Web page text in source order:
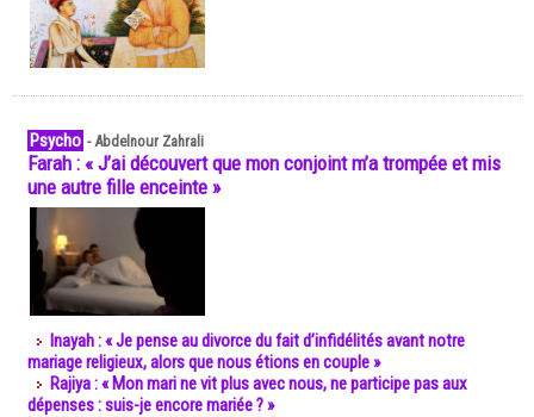
Psycho -Abdelnour Zahrali
Farah : « J’ai découvert que mon conjoint m’a trompée et mis
une autre fille enceinte »
Inayah : « Je pense au divorce du fait d’infidélités avant notre
mariage religieux, alors que nous étions en couple »
Rajiya : « Mon mari ne vit plus avec nous, ne participe pas aux
dépenses : suis-je encore mariée ? »